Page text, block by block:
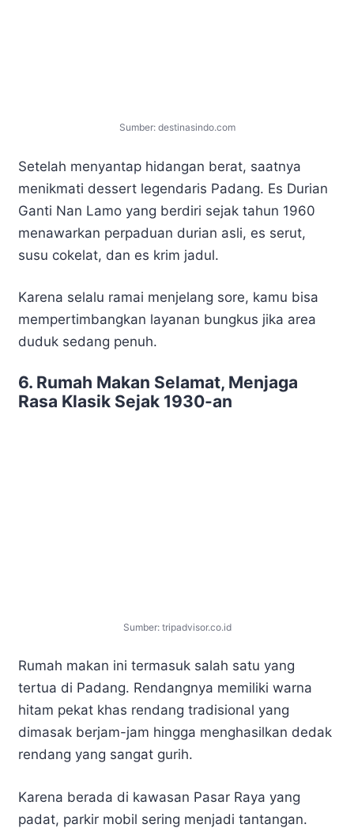
Sumber: destinasindo.com
Setelah menyantap hidangan berat, saatnya
menikmati dessert legendaris Padang. Es Durian
Ganti Nan Lamo yang berdiri sejak tahun 1960
menawarkan perpaduan durian asli, es serut,
susu cokelat, dan es krim jadul.
Karena selalu ramai menjelang sore, kamu bisa
mempertimbangkan layanan bungkus jika area
duduk sedang penuh.
6. Rumah Makan Selamat, Menjaga
Rasa Klasik Sejak 1930-an
Sumber: tripadvisor.co.id
Rumah makan ini termasuk salah satu yang
tertua di Padang. Rendangnya memiliki warna
hitam pekat khas rendang tradisional yang
dimasak berjam-jam hingga menghasilkan dedak
rendang yang sangat gurih.
Karena berada di kawasan Pasar Raya yang
padat, parkir mobil sering menjadi tantangan.